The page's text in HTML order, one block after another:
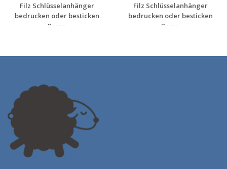
Filz Schlüsselanhänger
bedrucken oder besticken
- Perso...
Filz Schlüsselanhänger
bedrucken oder besticken
- Perso...